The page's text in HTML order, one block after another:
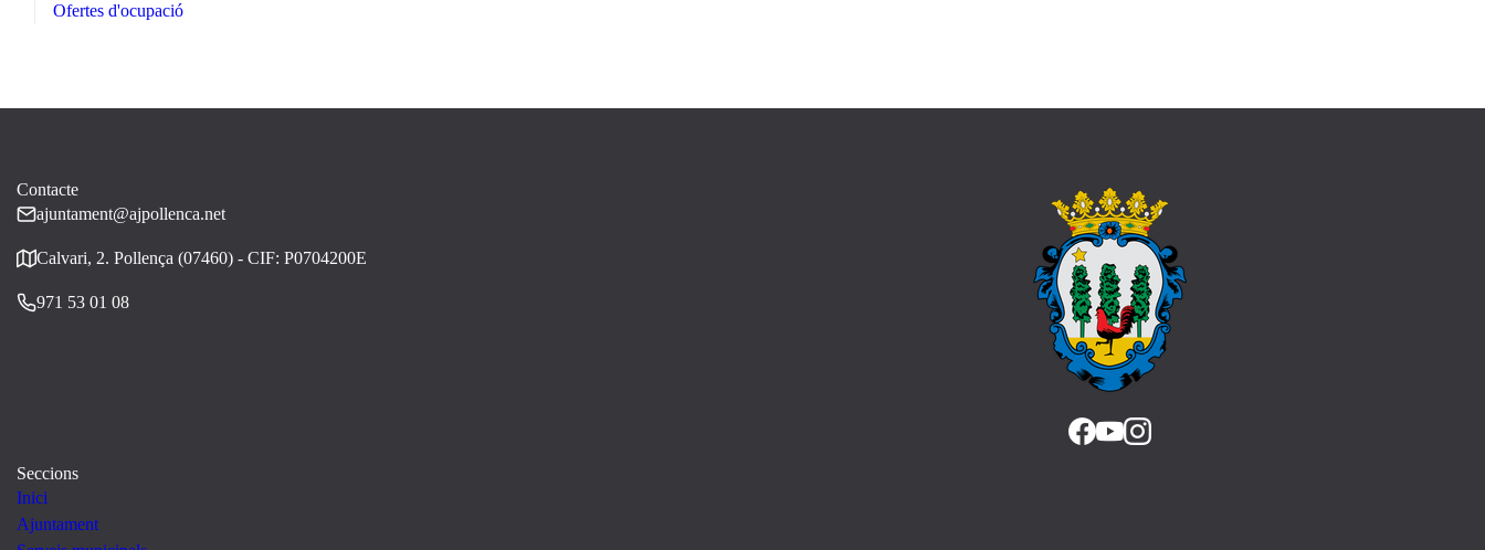
Ofertes d'ocupació
Contacte
ajuntament@ajpollenca.net
Calvari, 2. Pollença (07460) - CIF: P0704200E
971 53 01 08
Seccions
Inici
Ajuntament